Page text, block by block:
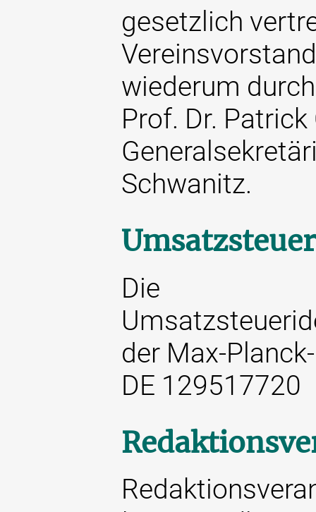
gesetzlich
wiederum
Prof. Dr.
Schwanitz.
Die
der Max-
DE 129517720